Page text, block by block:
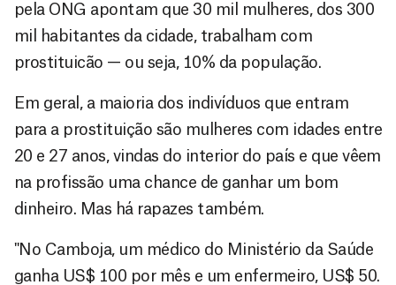
pela ONG apontam que 30 mil mulheres, dos 300
mil habitantes da cidade, trabalham com
prostituicão — ou seja, 10% da população.
Em geral, a maioria dos indivíduos que entram
para a prostituição são mulheres com idades entre
20 e 27 anos, vindas do interior do país e que vêem
na profissão uma chance de ganhar um bom
dinheiro. Mas há rapazes também.
"No Camboja, um médico do Ministério da Saúde
ganha US$ 100 por mês e um enfermeiro, US$ 50.